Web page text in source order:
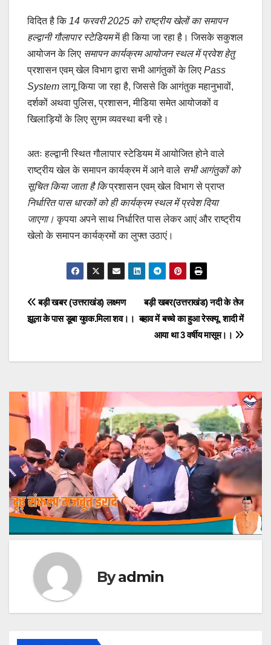
विदित है कि 14 फरवरी 2025 को राष्ट्रीय खेलों का समापन
हल्द्वानी गौलापार स्टेडियममें ही किया जा रहा है। जिसके सकुशल
आयोजन के लिए समापन कार्यक्रम आयोजन स्थल में प्रवेश हेतु
प्रशासन एवम् खेल विभाग द्वारा सभी आगंतुकों के लिए Pass
Systemलागू किया जा रहा है, जिससे कि आगंतुक महानुभावों,
दर्शकों अथवा पुलिस, प्रशासन, मीडिया समेत आयोजकों व
खिलाड़ियों के लिए सुगम व्यवस्था बनी रहे।
अतः हल्द्वानी स्थित गौलापार स्टेडियम में आयोजित होने वाले
राष्ट्रीय खेल के समापन कार्यक्रम में आने वाले सभी आगंतुकों को
सूचित किया जाता है किप्रशासन एवम् खेल विभाग से प्राप्त
निर्धारित पास धारकों को ही कार्यक्रम स्थल में प्रवेश दिया
जाएगा। कृपया अपने साथ निर्धारित पास लेकर आएं और राष्ट्रीय
खेलो के समापन कार्यक्रमों का लुफ्त उठाएं।
Post
navigation
बड़ी खबर(उत्तराखंड) नदी के तेज
बहाव में बच्चे का हुआ रेस्क्यू. शादी में
आया था 3 वर्षीय मासूम।।
बड़ी खबर (उत्तराखंड) लक्ष्मण
झूला के पास डूबा युवक.मिला शव।।
Byadmin